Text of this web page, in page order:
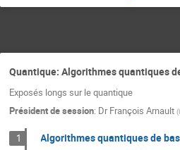
Quantique: Algorithmes quantiques
Exposés longs sur le quantique
Président de session: Dr François Arnault (
1 Algorithmes quantiques de